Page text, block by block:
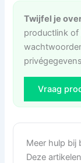
Twijfel je
productlink of
Vraag
Meer hulp bij
Deze